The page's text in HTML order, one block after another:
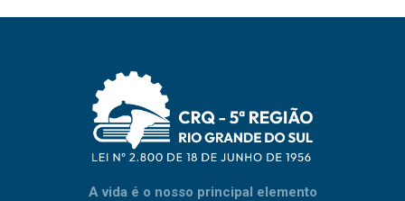
A vida é o nosso principal elemento